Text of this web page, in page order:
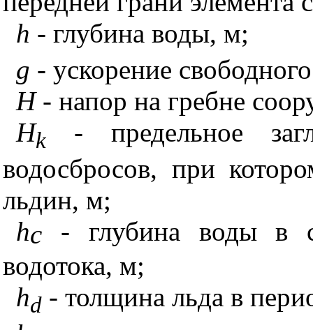
h - глубина воды, м;
g - ускорение
Н- напор на гребне
Hk
- предельное
водосбросов, при
льдин, м;
hс- глубина воды в
водотока, м;
hd - толщина льда в